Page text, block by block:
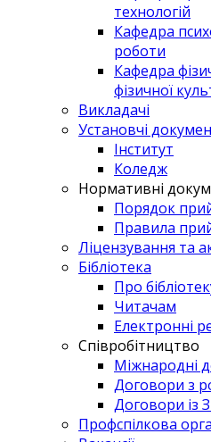
технологій
Кафедра
роботи
Кафедра
фізичної
Викладачі
Установчі
Інститут
Коледж
Нормативні
Порядок
Правила
Ліцензування та
Бібліотека
Про
Читачам
Електронні
Співробітництво
Міжнародні
Договори з
Договори із
Профспілкова